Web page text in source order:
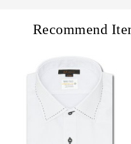
Recommend